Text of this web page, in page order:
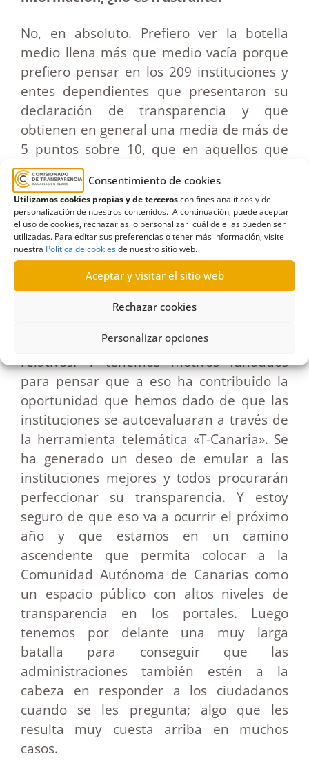
Consentimiento de cookies
Utilizamos cookies propias y de terceroscon fines analíticos y de
personalización de nuestros contenidos. A continuación, puede aceptar
el uso de cookies, rechazarlas o personalizar cuál de ellas pueden ser
utilizadas. Para editar sus preferencias o tener más información, visite
nuestra Política de cookiesde nuestro sitio web.
Aceptar y visitar el sitio web
Rechazar cookies
Personalizar opciones
No, en absoluto. Prefiero ver la botella
medio llena más que medio vacía porque
prefiero pensar en los 209 instituciones y
entes dependientes que presentaron su
declaración de transparencia y que
obtienen en general una media de más de
5 puntos sobre 10, que en aquellos que
todavía no han alcanzado ese nivel en el
cumplimiento de las obligaciones de
publicar contenidos. Y lo digo porque hace
un año el conjunto de las administraciones
públicas de Canarias apenas sacaba un 3
como media en nuestra evaluación: y un
año después ,llega a un 5. Es evidente que
ha habido una progresión muy
prácticamente un 70 % en términos
relativos. Y tenemos motivos fundados
para pensar que a eso ha contribuido la
oportunidad que hemos dado de que las
instituciones se autoevaluaran a través de
la herramienta telemática «T-Canaria». Se
ha generado un deseo de emular a las
instituciones mejores y todos procurarán
perfeccionar su transparencia. Y estoy
seguro de que eso va a ocurrir el próximo
año y que estamos en un camino
ascendente que permita colocar a la
Comunidad Autónoma de Canarias como
un espacio público con altos niveles de
transparencia en los portales. Luego
tenemos por delante una muy larga
batalla para conseguir que las
administraciones también estén a la
cabeza en responder a los ciudadanos
cuando se les pregunta; algo que les
resulta muy cuesta arriba en muchos
casos.